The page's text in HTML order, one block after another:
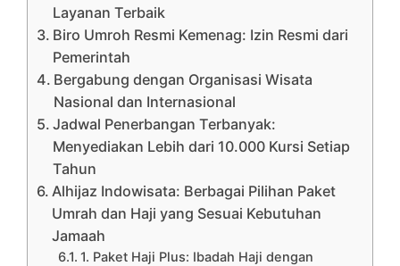
Layanan Terbaik
Biro Umroh Resmi Kemenag: Izin Resmi dari
Pemerintah
Bergabung dengan Organisasi Wisata
Nasional dan Internasional
Jadwal Penerbangan Terbanyak:
Menyediakan Lebih dari 10.000 Kursi Setiap
Tahun
Alhijaz Indowisata: Berbagai Pilihan Paket
Umrah dan Haji yang Sesuai Kebutuhan
Jamaah
1. Paket Haji Plus: Ibadah Haji dengan